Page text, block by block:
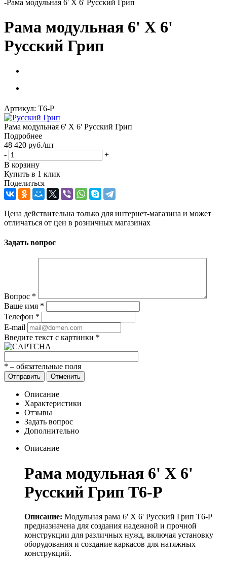
-Рама модульная 6' X 6' Русский Грип
Рама модульная 6' X 6'
Русский Грип
Артикул: Т6-Р
Рама модульная 6' X 6' Русский Грип
Подробнее
48 420 руб./шт
-
+
В корзину
Купить в 1 клик
Поделиться
Цена действительна только для интернет-магазина и может
отличаться от цен в розничных магазинах
Задать вопрос
Вопрос *
Ваше имя *
Телефон *
E-mail
Введите текст с картинки *
* – обязательные поля
Отправить Отменить
Описание
Характеристики
Отзывы
Задать вопрос
Дополнительно
Описание
Рама модульная 6' X 6'
Русский Грип Т6-Р
Описание: Модульная рама 6' X 6' Русский Грип Т6-Р
предназначена для создания надежной и прочной
конструкции для различных нужд, включая установку
оборудования и создание каркасов для натяжных
конструкций.